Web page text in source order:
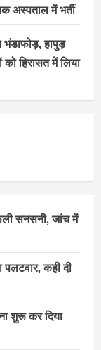
अस्पताल में भर्ती
भंडाफोड़, हापुड़
हिरासत में लिया
सनसनी, जांच में
पलटवार, कही दी
शुरू कर दिया